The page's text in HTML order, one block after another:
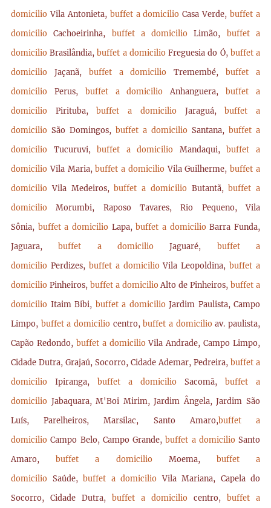
domicilioVila Antonieta, buffet a domicilioCasa Verde,buffet a
domicilioCachoeirinha, buffet a domicilioLimão, buffet a
domicilioBrasilândia,buffet a domicilioFreguesia do Ó, buffet a
domicilio Jaçanã, buffet a domicilioTremembé,buffet a
domicilio Perus, buffet a domicilioAnhanguera,buffet a
domicilio Pirituba,buffet a domicilio Jaraguá,buffet a
domicilio São Domingos, buffet a domicilio Santana, buffet a
domicilio Tucuruvi,buffet a domicilio Mandaqui,buffet a
domicilioVila Maria,buffet a domicilioVila Guilherme,buffet a
domicilioVila Medeiros,buffet a domicilio Butantã,buffet a
domicilioMorumbi, Raposo Tavares, Rio Pequeno, Vila
Sônia, buffet a domicilio Lapa,buffet a domicilioBarra Funda,
Jaguara,buffet a domicilioJaguaré, buffet a
domicilio Perdizes, buffet a domicilioVila Leopoldina,buffet a
domicilio Pinheiros, buffet a domicilioAlto de Pinheiros,buffet a
domicilio Itaim Bibi, buffet a domicilio Jardim Paulista, Campo
Limpo, buffet a domicilio centro,buffet a domicilioav. paulista,
Capão Redondo, buffet a domicilioVila Andrade, Campo Limpo,
Cidade Dutra, Grajaú, Socorro, Cidade Ademar, Pedreira, buffet a
domicilio Ipiranga, buffet a domicilio Sacomã, buffet a
domicilio Jabaquara, M'Boi Mirim, Jardim Ângela, Jardim São
Luís, Parelheiros, Marsilac, Santo Amaro,buffet a
domicilioCampo Belo, Campo Grande,buffet a domicilio Santo
Amaro,buffet a domicilio Moema, buffet a
domicilio Saúde, buffet a domicilioVila Mariana, Capela do
Socorro, Cidade Dutra, buffet a domicilio centro, buffet a